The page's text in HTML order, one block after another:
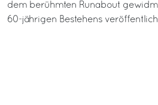
dem berühmten Runabout
60-jährigen Bestehens